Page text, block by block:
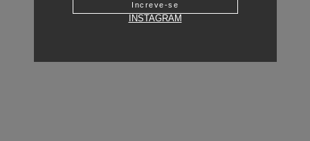
Increve-se
INSTAGRAM